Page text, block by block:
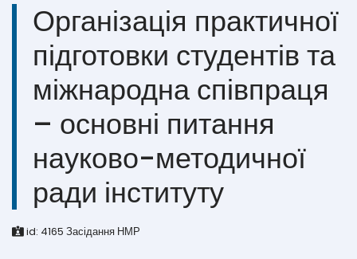
Організація практичної
підготовки студентів та
міжнародна співпраця
– основні питання
науково-методичної
ради інституту
id: 4165 Засідання НМР